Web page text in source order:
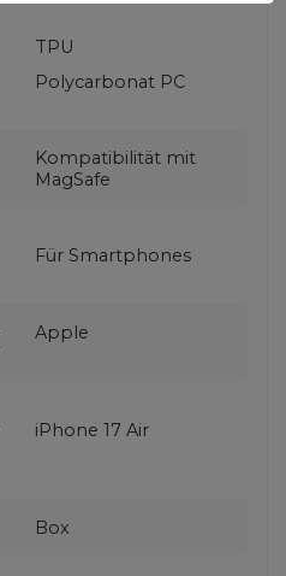
TPU
Polycarbonat PC
Kompatibilität mit
MagSafe
Für Smartphones
Apple
iPhone 17 Air
Box